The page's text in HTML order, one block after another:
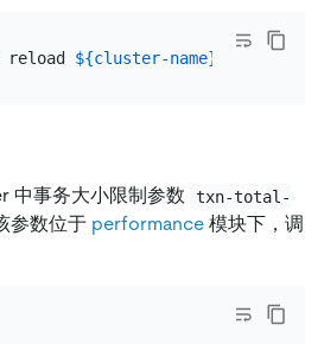
${cluster-name}
中事务大小限制参数
txn-total-
参数位于 performance 模块下，调